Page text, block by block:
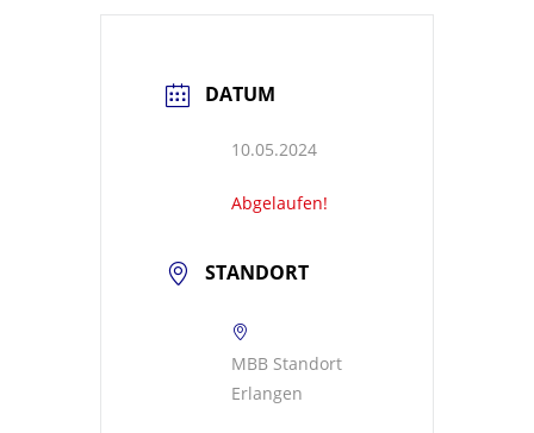
DATUM
10.05.2024
Abgelaufen!
STANDORT
MBB Standort
Erlangen